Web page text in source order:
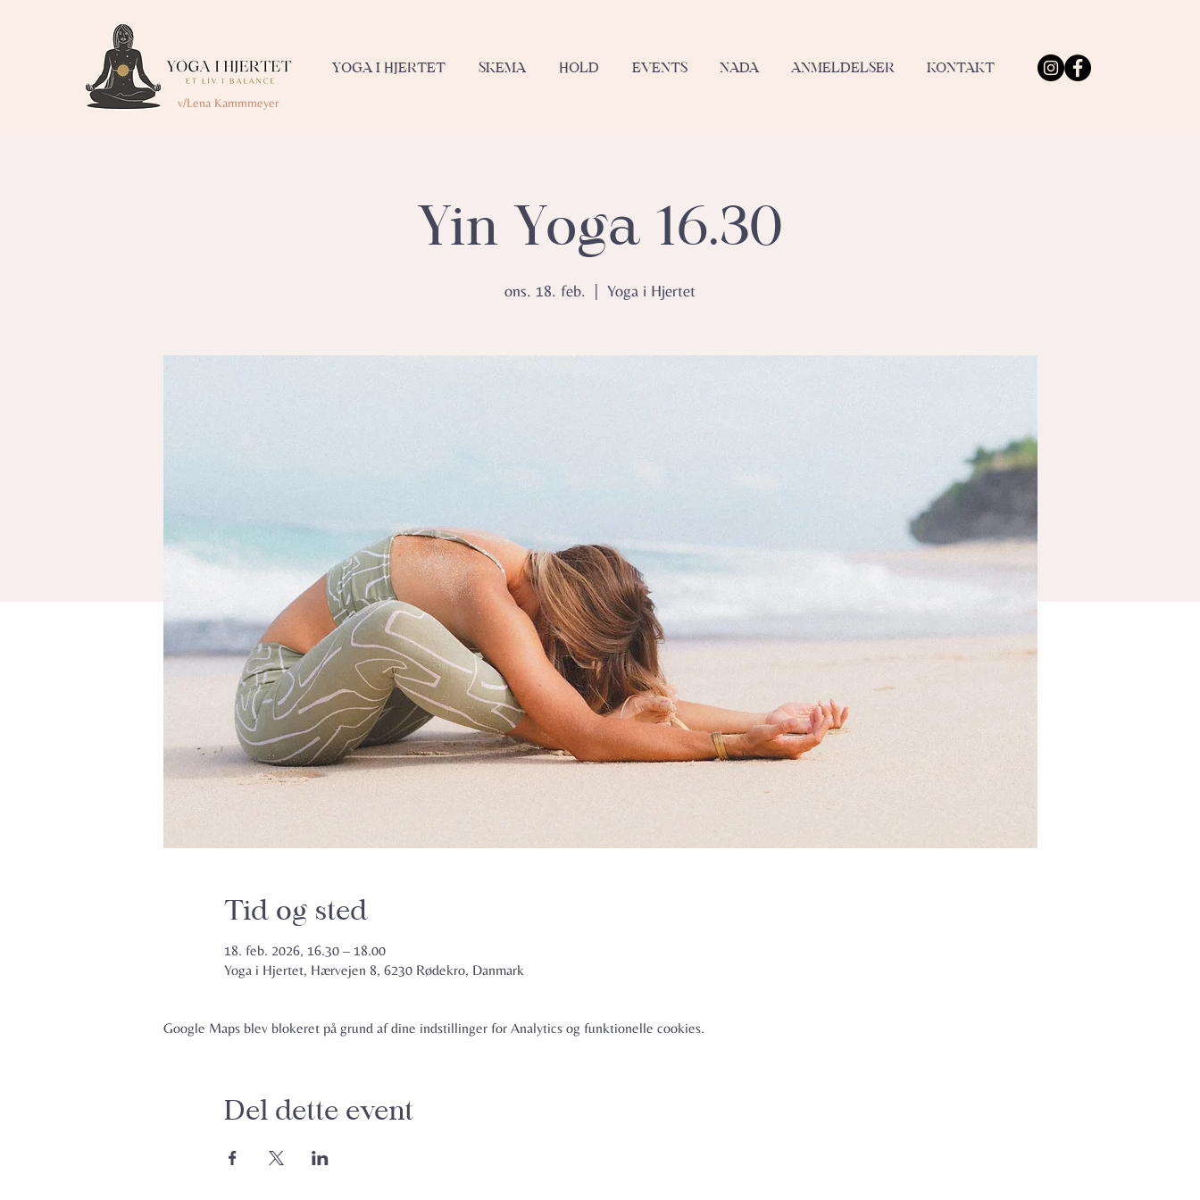
v/Lena Kammmeyer
YOGA I HJERTET SKEMA HOLD EVENTS NADA ANMELDELSER KONTAKT
Yin Yoga 16.30
ons. 18. feb. Yoga i Hjertet
Tid og sted
18. feb. 2026, 16.30 – 18.00
Yoga i Hjertet, Hærvejen 8, 6230 Rødekro, Danmark
Google Maps blev blokeret på grund af dine indstillinger for Analytics og funktionelle cookies.
Del dette event